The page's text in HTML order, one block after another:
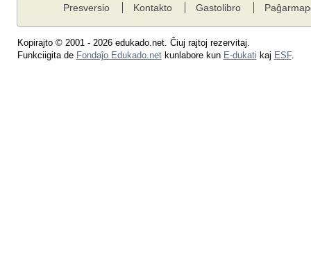
Presversio Kontakto Gastolibro
Kopirajto © 2001 - 2026 edukado.net. Ĉiuj rajtoj rezervitaj.
Funkciigita de Fondaĵo Edukado.netkunlabore kun E-dukati kaj ESF.